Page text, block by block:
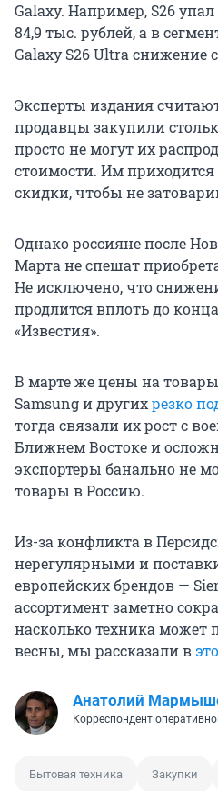
Galaxy. Например, S26
84,9 тыс. рублей, а в
Galaxy S26 Ultra снижение
Эксперты издания
продавцы закупили
просто не могут их
стоимости. Им
скидки, чтобы не
Однако россияне после
Марта не спешат
Не исключено, что
продлится вплоть до
«Известия».
В марте же цены на
Samsung и другихрезко
тогда связали их рост с
Ближнем Востоке и
экспортеры банально не
товары в Россию.
Из-за конфликта в
нерегулярными и
европейских брендов —
ассортимент заметно
насколько техника может
весны, мы рассказали в
Анатолий
Корреспондент
Бытовая техника Закупки